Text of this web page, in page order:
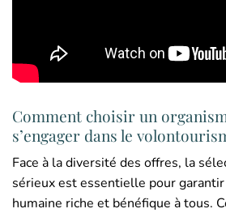
Comment choisir un
s’engager dans le
Face à la diversité des offres, la
sérieux est essentielle pour
humaine riche et bénéfique à tous.